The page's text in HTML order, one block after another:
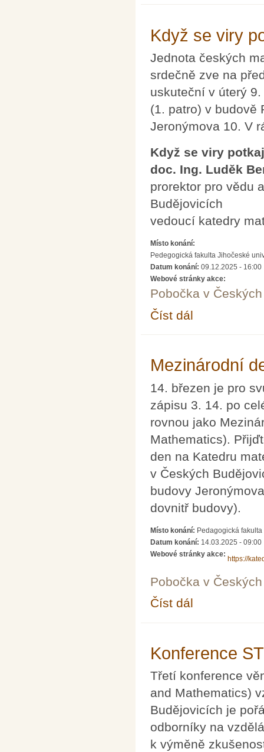
Když se viry
Jednota českých
srdečně zve na
uskuteční v úterý
(1. patro) v budově
Jeronýmova 10. V
Když se viry
doc. Ing. Luděk
prorektor pro vědu
Budějovicích
vedoucí katedry
Místo konání:
Pedegogická fakulta Jihočeské
Datum konání: 09.12.2025 - 16:00
Webové stránky akce:
Pobočka v
Číst dál
Mezinárodní
14. březen je pro
zápisu 3. 14. po
rovnou jako
Mathematics).
den na Katedru
v Českých
budovy
dovnitř budovy).
Místo konání: Pedagogická
Datum konání: 14.03.2025 - 09:00
Webové stránky akce:
https://
Pobočka v
Číst dál
Konference
Třetí konference
and Mathematics)
Budějovicích je
odborníky na
k výměně